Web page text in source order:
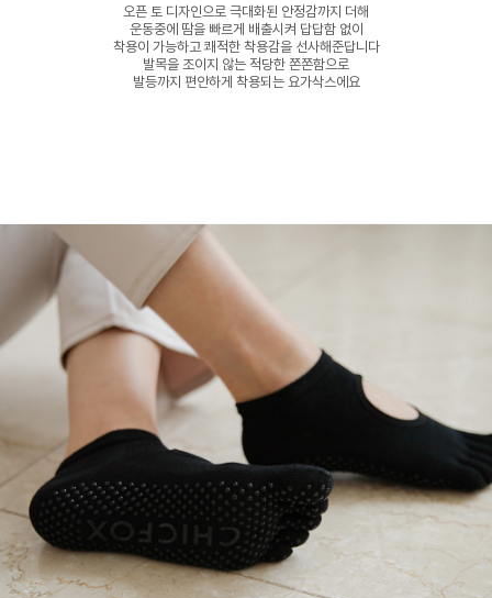
오픈 토 디자인으로 극대화된 안정감까지 더해
운동중에 땀을 빠르게 배출시켜 답답함 없이
착용이 가능하고 쾌적한 착용감을 선사해준답니다
발목을 조이지 않는 적당한 쫀쫀함으로
발등까지 편안하게 착용되는 요가삭스에요